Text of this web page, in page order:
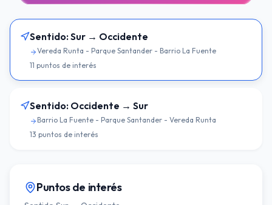
Sentido:Sur → Occidente
Vereda Runta - Parque Santander - Barrio La Fuente
11 puntos de interés
Sentido: Occidente → Sur
Barrio La Fuente - Parque Santander - Vereda Runta
13 puntos de interés
Puntos de interés